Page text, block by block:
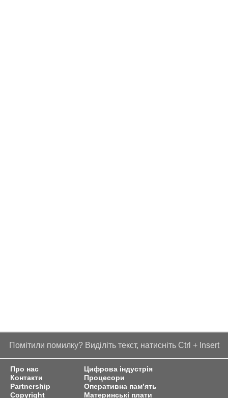
Помітили помилку? Виділіть текст, натисніть Ctrl + Insert
Про нас
Контакти
Partnership
Copyright
Цифрова індустрія
Процесори
Оперативна пам’ять
Материнські плати